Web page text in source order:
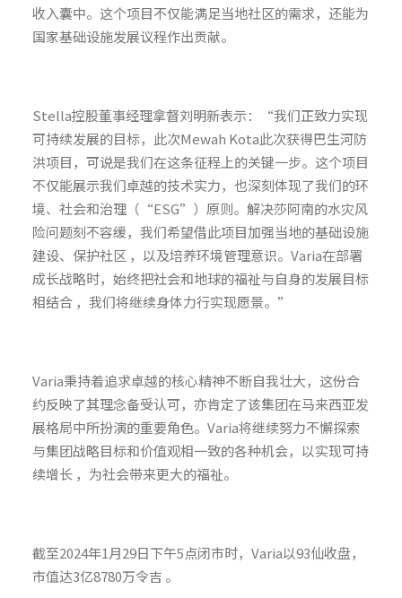
收入囊中。这个项目不仅能满足当地社区的需求，还能为
国家基础设施发展议程作出贡献。
Stella控股董事经理拿督刘明新表示：“我们正致力实现
可持续发展的目标，此次Mewah Kota此次获得巴生河防
洪项目，可说是我们在这条征程上的关键一步。这个项目
不仅能展示我们卓越的技术实力，也深刻体现了我们的环
境、社会和治理（“ESG”）原则。解决莎阿南的水灾风
险问题刻不容缓，我们希望借此项目加强当地的基础设施
建设、保护社区 ，以及培养环境管理意识。Varia在部署
成长战略时，始终把社会和地球的福祉与自身的发展目标
相结合 ，我们将继续身体力行实现愿景。”
Varia秉持着追求卓越的核心精神不断自我壮大，这份合
约反映了其理念备受认可，亦肯定了该集团在马来西亚发
展格局中所扮演的重要角色。Varia将继续努力不懈探索
与集团战略目标和价值观相一致的各种机会，以实现可持
续增长 ，为社会带来更大的福祉。
截至2024年1月29日下午5点闭市时，Varia以93仙收盘，
市值达3亿8780万令吉 。